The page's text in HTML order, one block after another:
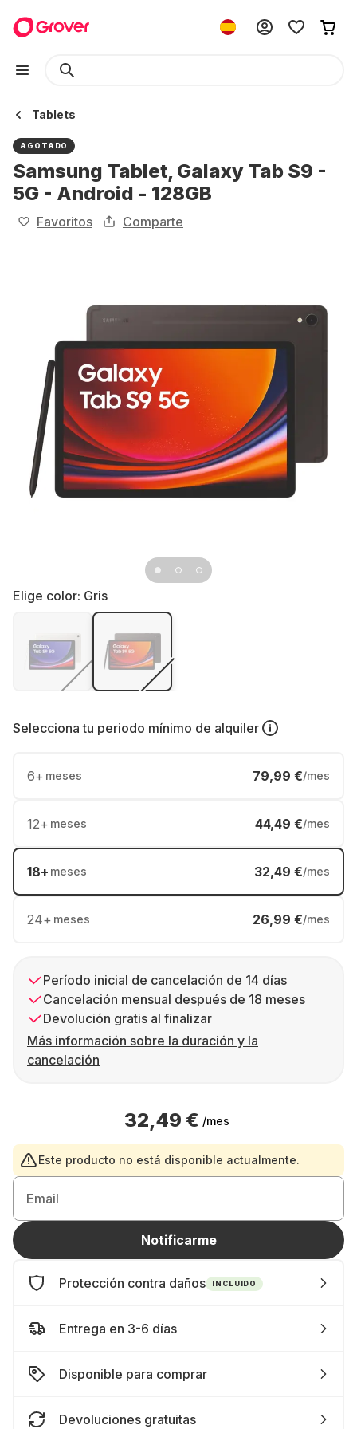
Tablets
AGOTADO
Samsung Tablet, Galaxy Tab S9 -
5G - Android - 128GB
Favoritos Comparte
Elige color: Gris
Selecciona tu periodo mínimo de alquiler
6+ meses 79,99 €/mes
12+ meses 44,49 €/mes
18+ meses 32,49 €/mes
24+ meses 26,99 €/mes
Período inicial de cancelación de 14 días
Cancelación mensual después de 18 meses
Devolución gratis al finalizar
Más información sobre la duración y la
cancelación
32,49 € /mes
Este producto no está disponible actualmente.
Email
Notificarme
Protección contra daños INCLUIDO
Entrega en 3-6 días
Disponible para comprar
Devoluciones gratuitas